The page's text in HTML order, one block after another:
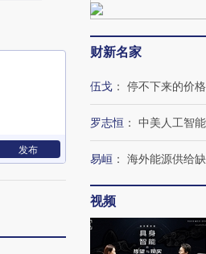
发布
财新名家
伍戈 ： 停不下来的价
罗志恒 ： 中美人工智
易峘 ： 海外能源供给
视频